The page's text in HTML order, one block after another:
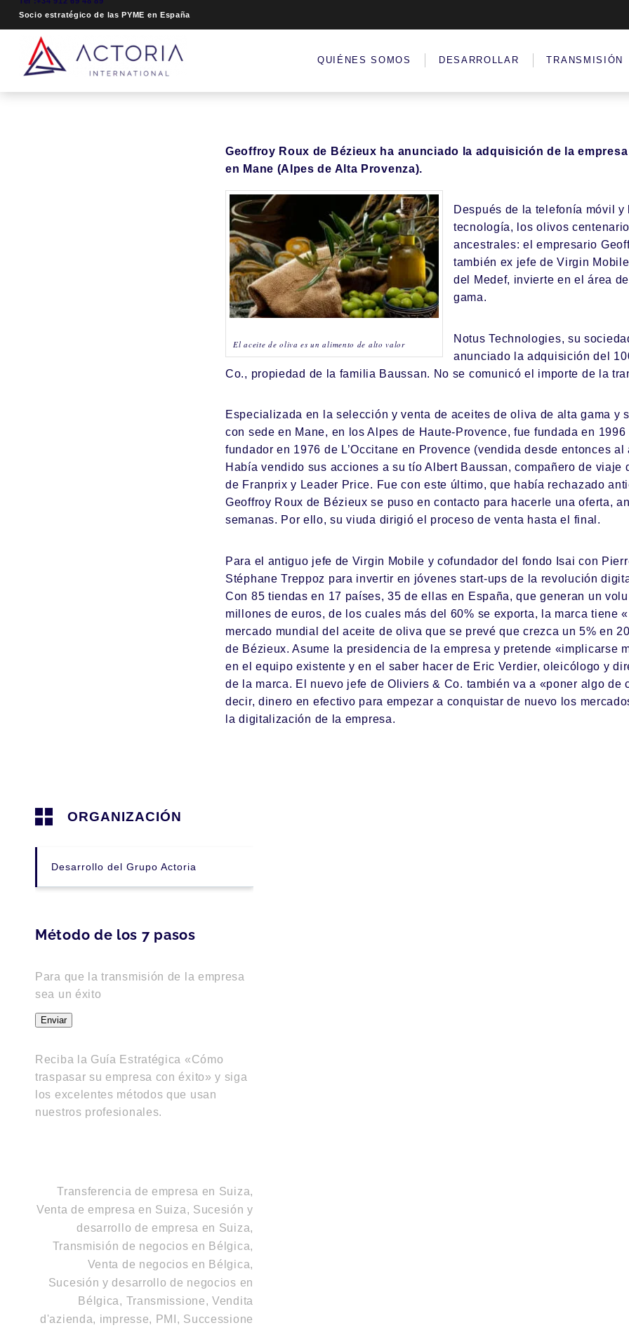
Socio estratégico de las PYME en España
QUIÉNES SOMOS DESARROLLAR TRANSMISIÓN
Geoffroy Roux de Bézieux ha anunciado la adquisición de la
en Mane (Alpes de Alta Provenza).
El aceite de oliva es un alimento de alto valor
Después de la telefonía móvil
tecnología, los olivos
ancestrales: el empresario
también ex jefe de Virgin
del Medef, invierte en el área
gama.
Notus Technologies, su
anunciado la adquisición del
Co., propiedad de la familia Baussan. No se comunicó el importe de la
Especializada en la selección y venta de aceites de oliva de alta gama y
con sede en Mane, en los Alpes de Haute-Provence, fue fundada en
fundador en 1976 de L’Occitane en Provence (vendida desde entonces
Había vendido sus acciones a su tío Albert Baussan, compañero de viaje
de Franprix y Leader Price. Fue con este último, que había rechazado
Geoffroy Roux de Bézieux se puso en contacto para hacerle una oferta,
semanas. Por ello, su viuda dirigió el proceso de venta hasta el final.
Para el antiguo jefe de Virgin Mobile y cofundador del fondo Isai con
Stéphane Treppoz para invertir en jóvenes start-ups de la revolución
Con 85 tiendas en 17 países, 35 de ellas en España, que generan un
millones de euros, de los cuales más del 60% se exporta, la marca tiene
mercado mundial del aceite de oliva que se prevé que crezca un 5% en
de Bézieux. Asume la presidencia de la empresa y pretende «implicarse
en el equipo existente y en el saber hacer de Eric Verdier, oleicólogo y
de la marca. El nuevo jefe de Oliviers & Co. también va a «poner algo de
decir, dinero en efectivo para empezar a conquistar de nuevo los
la digitalización de la empresa.
ORGANIZACIÓN
Desarrollo del Grupo Actoria
Método de los 7 pasos
Para que la transmisión de la empresa
sea un éxito
Enviar
Reciba la Guía Estratégica «Cómo
traspasar su empresa con éxito» y siga
los excelentes métodos que usan
nuestros profesionales.
Transferencia de empresa en Suiza,
Venta de empresa en Suiza, Sucesión y
desarrollo de empresa en Suiza,
Transmisión de negocios en Bélgica,
Venta de negocios en Bélgica,
Sucesión y desarrollo de negocios en
Bélgica, Transmissione, Vendita
d'azienda, impresse, PMI, Successione